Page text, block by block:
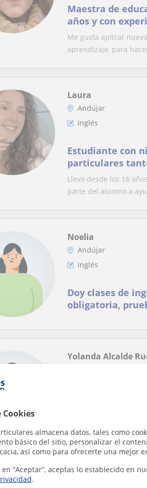
almacena datos, tales como
básico del sitio, personalizar el
así como para ofrecerte una mejor
“Aceptar”, aceptas lo establecido en
.
Maestra de
años y con
Me gusta aplicar
aprendizaje, para
Laura
Andújar
Inglés
Estudiante con
particulares
para apoyo en
Llevo desde los 16
parte del alumno a
Noelia
Andújar
Inglés
Doy clases de
obligatoria,
Yolanda Alcalde
Doy clases
B2 de inglés
Desde primaria
Actualmente soy